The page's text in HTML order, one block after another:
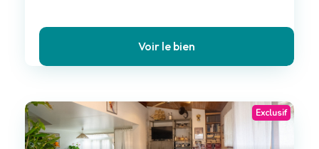
Voir le bien
Exclusif